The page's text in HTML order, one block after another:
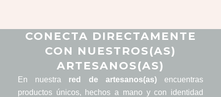
CONECTA DIRECTAMENTE
CON NUESTROS(AS)
ARTESANOS(AS)
En nuestra red de artesanos(as)encuentras
productos únicos, hechos a mano y con identidad